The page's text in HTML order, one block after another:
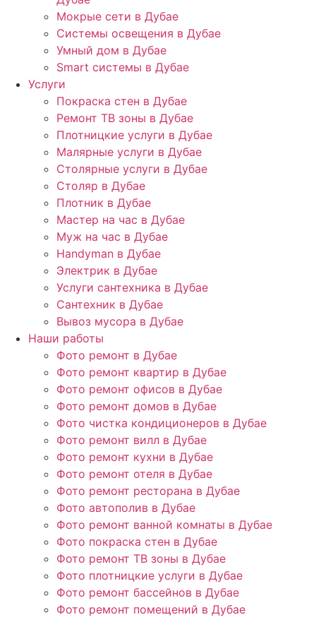
Мокрые сети в Дубае
Системы освещения в Дубае
Умный дом в Дубае
Smart системы в Дубае
Услуги
Покраска стен в Дубае
Ремонт ТВ зоны в Дубае
Плотницкие услуги в Дубае
Малярные услуги в Дубае
Столярные услуги в Дубае
Столяр в Дубае
Плотник в Дубае
Мастер на час в Дубае
Муж на час в Дубае
Handyman в Дубае
Электрик в Дубае
Услуги сантехника в Дубае
Сантехник в Дубае
Вывоз мусора в Дубае
Наши работы
Фото ремонт в Дубае
Фото ремонт квартир в Дубае
Фото ремонт офисов в Дубае
Фото ремонт домов в Дубае
Фото чистка кондиционеров в Дубае
Фото ремонт вилл в Дубае
Фото ремонт кухни в Дубае
Фото ремонт отеля в Дубае
Фото ремонт ресторана в Дубае
Фото автополив в Дубае
Фото ремонт ванной комнаты в Дубае
Фото покраска стен в Дубае
Фото ремонт ТВ зоны в Дубае
Фото плотницкие услуги в Дубае
Фото ремонт бассейнов в Дубае
Фото ремонт помещений в Дубае